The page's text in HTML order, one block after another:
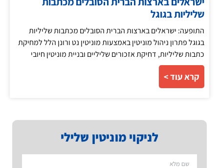
לניקוי מוניטין שלילי
שליליות בגוגל
התופעה: ישראלים בארצות הברית הסובלים מכתבות שליליות
בגוגל פתרון ניהול מוניטין באמצעות מוניטין נט ורונן הלל למחיקת
כתבות שליליות, דחיקת אזכורים שליליים ובניית מוניטין חיובי
קרא עוד >